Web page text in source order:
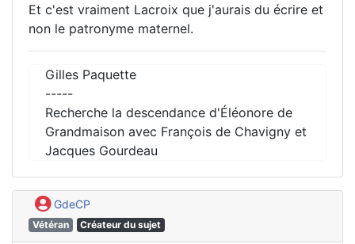
Et c'est vraiment Lacroix que j'aurais du écrire et
non le patronyme maternel.
Gilles Paquette
-----
Recherche la descendance d'Éléonore de
Grandmaison avec François de Chavigny et
Jacques Gourdeau
GdeCP
Vétéran Créateur du sujet